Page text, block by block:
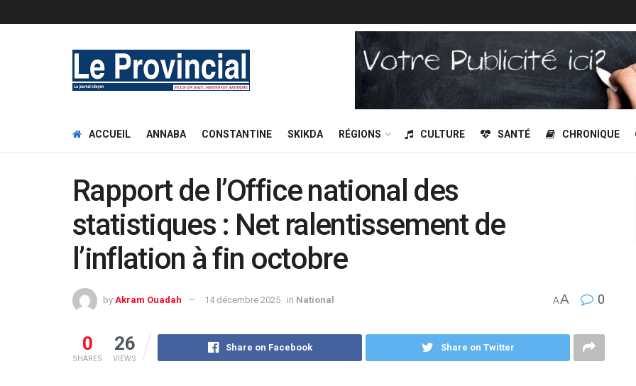
ACCUEIL ANNABA CONSTANTINE SKIKDA RÉGIONS CULTURE SANTÉ CHRONIQUE
Rapport de l’Office national des
statistiques : Net ralentissement de
l’inflation à fin octobre
by Akram Ouadah 14 décembre 2025 in National AA 0
0
SHARES
26
VIEWS
Share on Facebook Share on Twitter